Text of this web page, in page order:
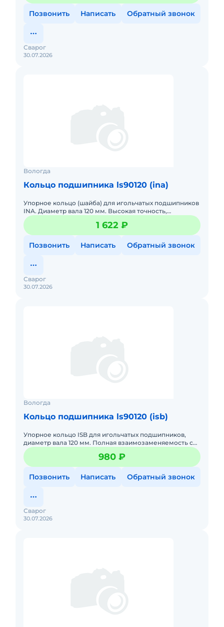
Позвонить Написать Обратный звонок
30.07.2026
Сварог
Вологда
Кольцо подшипника ls90120 (ina)
Упорное кольцо (шайба) для игольчатых подшипников
INA. Диаметр вала 120 мм. Высокая точность,
долговечность. Фиксация подшипника на валу.
1 622 ₽
Позвонить Написать Обратный звонок
30.07.2026
Сварог
Вологда
Кольцо подшипника ls90120 (isb)
Упорное кольцо ISB для игольчатых подшипников,
диаметр вала 120 мм. Полная взаимозаменяемость с
INA. Хорошая геометрия.
980 ₽
Позвонить Написать Обратный звонок
30.07.2026
Сварог